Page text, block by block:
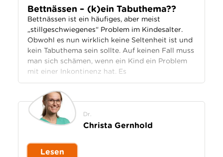
Bettnässen – (k)ein Tabuthema??
Bettnässen ist ein häufiges, aber meist
„stillgeschwiegenes“ Problem im Kindesalter.
Obwohl es nun wirklich keine Seltenheit ist und
kein Tabuthema sein sollte. Auf keinen Fall muss
man sich schämen, wenn ein Kind ein Problem
mit einer Inkontinenz hat. Es
Dr.
Christa Gernhold
Lesen